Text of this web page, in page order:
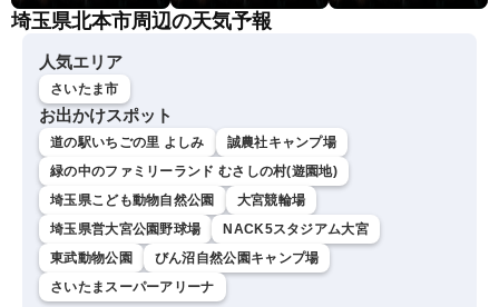
埼玉県北本市周辺の天気予報
人気エリア
さいたま市
お出かけスポット
道の駅いちごの里 よしみ
誠農社キャンプ場
緑の中のファミリーランド むさしの村(遊園地)
埼玉県こども動物自然公園
大宮競輪場
埼玉県営大宮公園野球場
NACK5スタジアム大宮
東武動物公園
びん沼自然公園キャンプ場
さいたまスーパーアリーナ